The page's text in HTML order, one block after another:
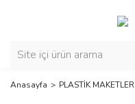
Anasayfa PLASTİK MAKETLER